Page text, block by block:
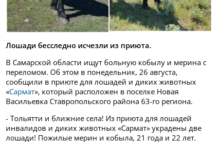
Лошади бесследно исчезли из приюта.
В Самарской области ищут больную кобылу и мерина с
переломом. Об этом в понедельник, 26 августа,
сообщили в приюте для лошадей и диких животных
«Сармат», который расположен в поселке Новая
Васильевка Ставропольского района 63-го региона.
- Тольятти и ближние села! Из приюта для лошадей
инвалидов и диких животных «Сармат» украдены две
лошади! Пожилые мерин и кобыла, 21 года и 22 лет.